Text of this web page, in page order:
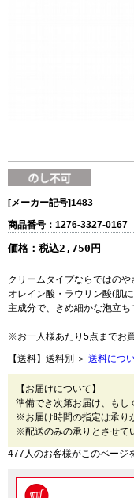
[メーカー記号]1483
商品番号：1276-3327-0167
価格： 税込2,750円
クリームタイプならではのや
オレイン酸・ラウリン酸(肌
主成分で、きめ細かな泡立ち
※お一人様あたり5点までお
【送料】送料別 ＞ 送料につ
【お届けについて】
準備でき次第お届け、もし
※お届け時間の指定は承り
※配送のみの承りとさせて
477人のお客様がこのページ